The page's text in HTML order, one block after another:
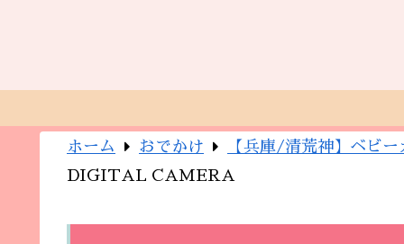
ホーム おでかけ
【兵庫/清荒神】ベビ
DIGITAL CAMERA